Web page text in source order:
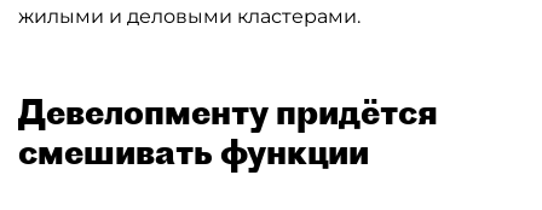
жилыми и деловыми кластерами.
Девелопменту придётся
смешивать функции